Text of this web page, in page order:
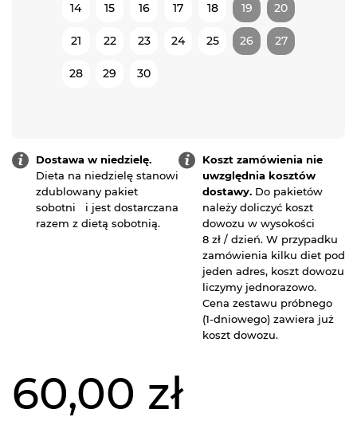
14 15 16 17 18 19 20
21 22 23 24 25 26 27
28 29 30
Dostawa w niedzielę.
Dieta na niedzielę stanowi
zdublowany pakiet
sobotni i jest dostarczana
razem z dietą sobotnią.
Koszt zamówienia nie
uwzględnia kosztów
dostawy. Do pakietów
należy doliczyć koszt
dowozu w wysokości
8 zł / dzień. W przypadku
zamówienia kilku diet pod
jeden adres, koszt dowozu
liczymy jednorazowo.
Cena zestawu próbnego
(1-dniowego) zawiera już
koszt dowozu.
60,00 zł